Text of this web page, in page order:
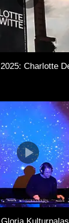
Charlotte